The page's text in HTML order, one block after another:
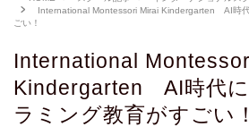
International Montessori Mirai Kindergarten AI時
ごい！
International
Kindergarten AI時代
ラミング教育がすごい！